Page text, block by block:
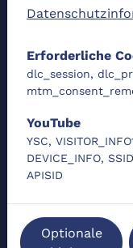
Erforderliche
dlc_session,
YouTube
YSC,
DEVICE_INFO,
APISID
Optionale
3D Druck
location_city Haerder-